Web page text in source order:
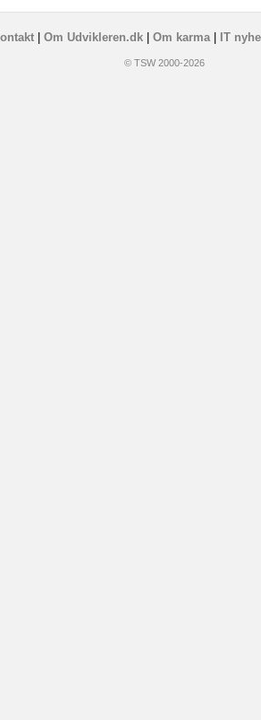
| Om Udvikleren.dk| Om karma| IT
© TSW 2000-2026